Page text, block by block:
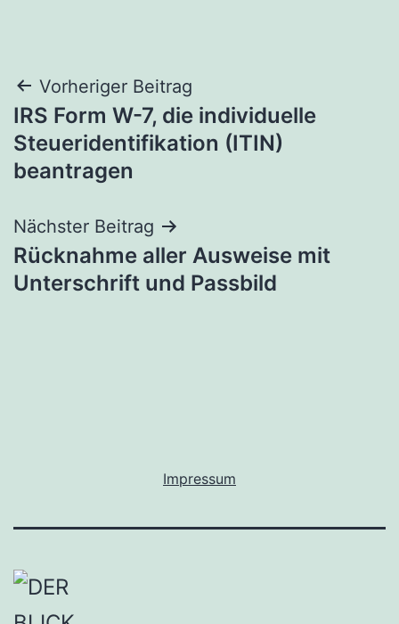
Beitragsnavigation
Vorheriger Beitrag
IRS Form W-7, die individuelle
Steueridentifikation (ITIN)
beantragen
Nächster Beitrag
Rücknahme aller Ausweise mit
Unterschrift und Passbild
Impressum